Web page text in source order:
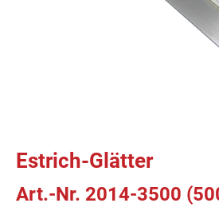
Estrich-Glätter
Art.-Nr. 2014-3500